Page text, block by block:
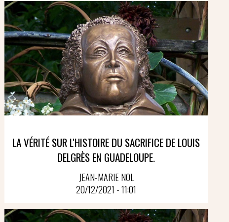
LA VÉRITÉ SUR L'HISTOIRE DU SACRIFICE DE LOUIS
DELGRÈS EN GUADELOUPE.
JEAN-MARIE NOL
20/12/2021 - 11:01